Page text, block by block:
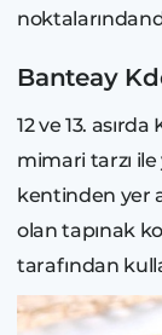
Banteay
12 ve 13.
mimari tarzı ile
kentinden yer
olan tapınak
tarafından